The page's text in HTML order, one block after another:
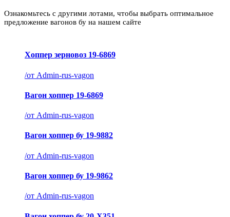
Ознакомьтесь с другими лотами, чтобы выбрать оптимальное
предложение вагонов бу на нашем сайте
Хоппер зерновоз 19-6869
/от Admin-rus-vagon
Вагон хоппер 19-6869
/от Admin-rus-vagon
Вагон хоппер бу 19-9882
/от Admin-rus-vagon
Вагон хоппер бу 19-9862
/от Admin-rus-vagon